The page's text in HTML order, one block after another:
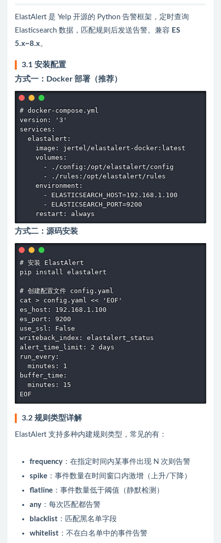
ElastAlert 是 Yelp 开源的 Python 告警框架，定时查询
Elasticsearch 数据，匹配规则后发送告警。兼容 ES
5.x~8.x。
3.1 安装配置
方式一：Docker 部署（推荐）
# docker-compose.yml
version: '3'
services:
  elastalert:
    image: jertel/elastalert-docker:latest
    volumes:
      - ./config:/opt/elastalert/config
      - ./rules:/opt/elastalert/rules
    environment:
      - ELASTICSEARCH_HOST=192.168.1.100
      - ELASTICSEARCH_PORT=9200
    restart: always
方式二：源码安装
# 安装 ElastAlert
pip install elastalert
# 创建配置文件 config.yaml
cat > config.yaml << 'EOF'
es_host: 192.168.1.100
es_port: 9200
use_ssl: False
writeback_index: elastalert_status
alert_time_limit: 2 days
run_every:
  minutes: 1
buffer_time:
  minutes: 15
EOF
3.2 规则类型详解
ElastAlert 支持多种内建规则类型，常见的有：
frequency ：在指定时间内某事件出现 N 次则告警
spike ：事件数量在时间窗口内激增（上升/下降）
flatline ：事件数量低于阈值（静默检测）
any ：每次匹配都告警
blacklist ：匹配黑名单字段
whitelist ：不在白名单中的事件告警